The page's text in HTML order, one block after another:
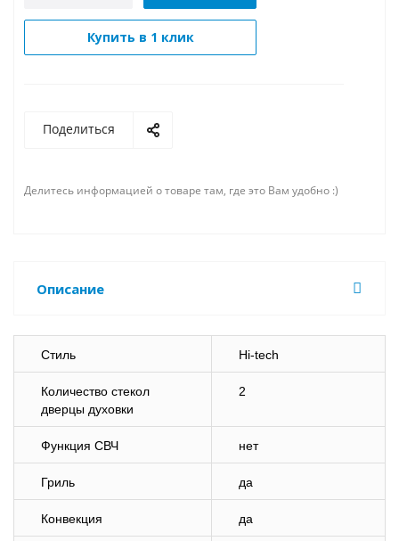
Купить в 1 клик
Поделиться
Делитесь информацией о товаре там, где это Вам удобно :)
Описание
Стиль Hi-tech
Количество стекол
дверцы духовки
2
Функция СВЧ нет
Гриль да
Конвекция да